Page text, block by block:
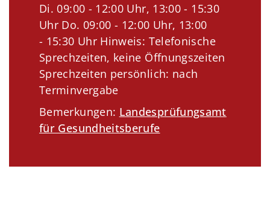
Di. 09:00 - 12:00 Uhr, 13:00 - 15:30
Uhr Do. 09:00 - 12:00 Uhr, 13:00
- 15:30 Uhr Hinweis: Telefonische
Sprechzeiten, keine Öffnungszeiten
Sprechzeiten persönlich: nach
Terminvergabe
Bemerkungen: Landesprüfungsamt
für Gesundheitsberufe